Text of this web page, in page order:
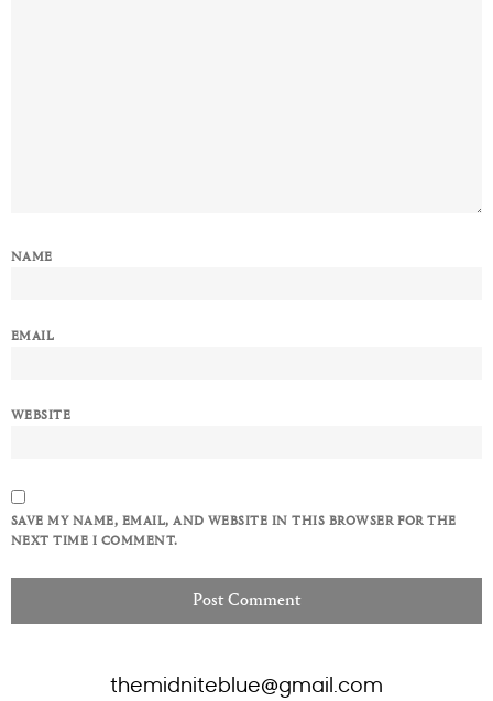
NAME
EMAIL
WEBSITE
SAVE MY NAME, EMAIL, AND WEBSITE IN THIS BROWSER FOR THE
NEXT TIME I COMMENT.
themidniteblue@gmail.com